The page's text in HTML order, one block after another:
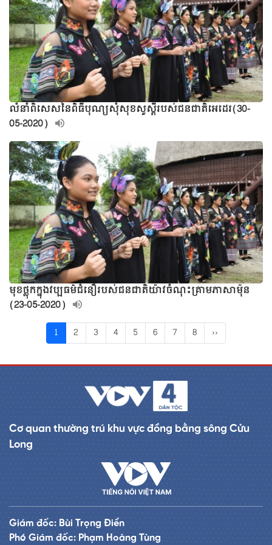
លំនាំពិសេសនៃពិធីបុណ្យសុំសុខសួស្តីរបស់ជនជាតិអេដេរ(30-
05-2020)
មុខថ្លុកក្នុងវប្បធម៌ជំនឿរបស់ជនជាតិយ៉ាវចំណុះគ្រាមភាសាម៉ុន
(23-05-2020)
1 2 3 4 5 6 7 8 ››
Cơ quan thường trú khu vực đồng bằng sông Cửu
Long
Giám đốc: Bùi Trọng Điển
Phó Giám đốc: Phạm Hoàng Tùng